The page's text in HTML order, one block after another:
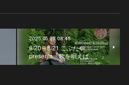
2025.05.07 08:45
8/20～8/21 こぶたや
presents「歌を唄えば、、」